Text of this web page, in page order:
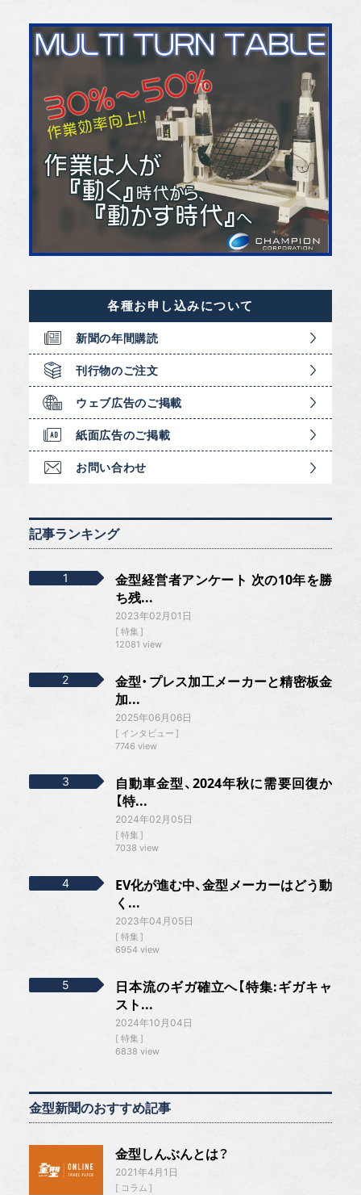
各種お申し込みについて
新聞の年間購読
刊行物のご注文
ウェブ広告のご掲載
紙面広告のご掲載
お問い合わせ
記事ランキング
金型経営者アンケート 次の10年を勝
ち残...
2023年02月01日
特集
12081 view
金型・プレス加工メーカーと精密板金
加...
2025年06月06日
インタビュー
7746 view
自動車金型、2024年秋に需要回復か
【特...
2024年02月05日
特集
7038 view
EV化が進む中、金型メーカーはどう動
く...
2023年04月05日
特集
6954 view
日本流のギガ確立へ【特集:ギガキャ
スト...
2024年10月04日
特集
6838 view
金型新聞のおすすめ記事
金型しんぶんとは？
2021年4月1日
コラム